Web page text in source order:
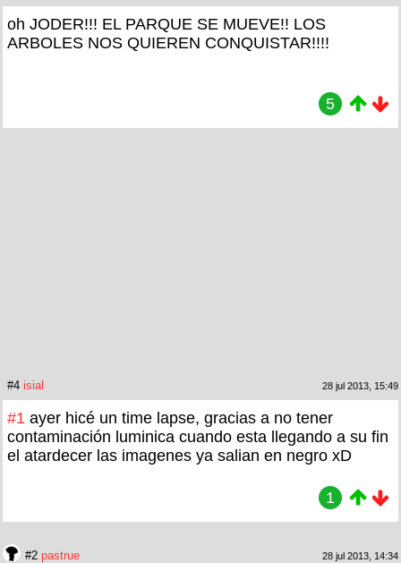
oh JODER!!! EL PARQUE SE MUEVE!! LOS
ARBOLES NOS QUIEREN CONQUISTAR!!!!
5
#4 isial 28 jul 2013, 15:49
#1 ayer hicé un time lapse, gracias a no tener
contaminación luminica cuando esta llegando a su fin
el atardecer las imagenes ya salian en negro xD
1
#2 pastrue 28 jul 2013, 14:34